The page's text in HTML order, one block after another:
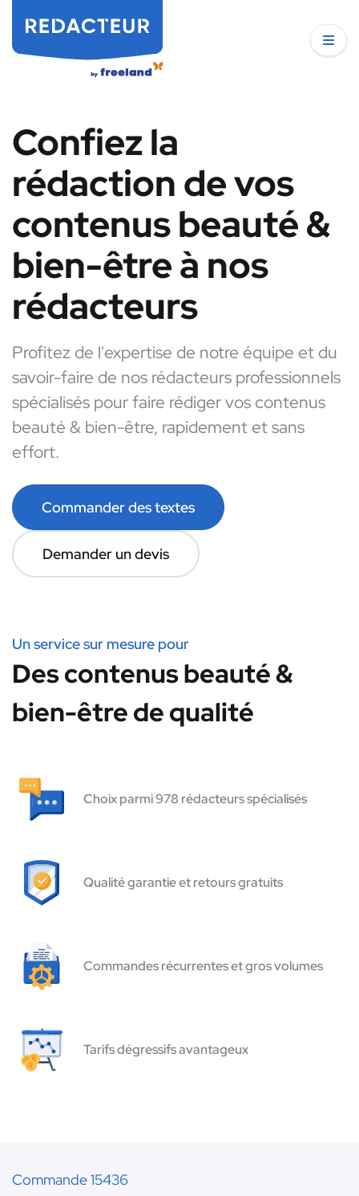
Confiez la
rédaction de vos
contenus beauté &
bien-être à nos
rédacteurs
Profitez de l'expertise de notre équipe et du
savoir-faire de nos rédacteurs professionnels
spécialisés pour faire rédiger vos contenus
beauté & bien-être, rapidement et sans
effort.
Commander des textes
Demander un devis
Un service sur mesure pour
Des contenus beauté &
bien-être de qualité
Choix parmi 978 rédacteurs spécialisés
Qualité garantie et retours gratuits
Commandes récurrentes et gros volumes
Tarifs dégressifs avantageux
Commande 15436